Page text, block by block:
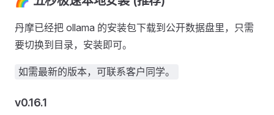
丹摩已经把 ollama 的安装包下载到公开数据盘里，只需
要切换到目录，安装即可。
如需最新的版本，可联系客户同学。
v0.16.1